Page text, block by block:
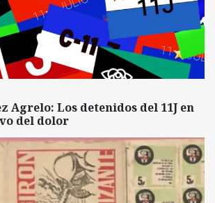
Agrelo: Los detenidos del 11J en
del dolor